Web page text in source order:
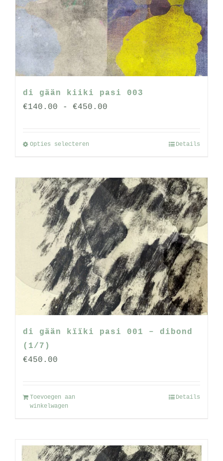
kan
gekozen
worden
op
de
productpagina
di gään kiiki pasi 003
€140.00 - €450.00
Opties selecteren
meerdere
variaties.
Deze
optie
kan
gekozen
worden
op
de
productpagina
Details
di gään kïïki pasi 001 – dibond
(1/7)
€450.00
Toevoegen aan
winkelwagen
Details